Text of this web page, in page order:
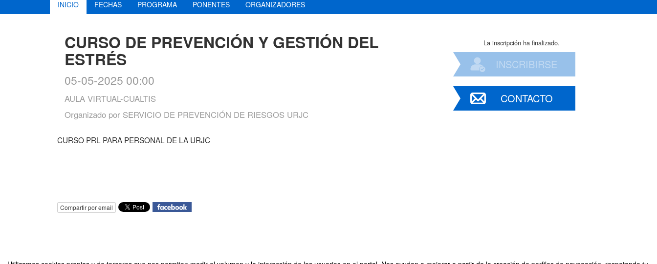
INICIO FECHAS PROGRAMA PONENTES ORGANIZADORES
CURSO DE PREVENCIÓN Y GESTIÓN DEL
ESTRÉS
05-05-2025 00:00
AULA VIRTUAL-CUALTIS
Organizado por SERVICIO DE PREVENCIÓN DE RIESGOS URJC
La inscripción ha finalizado.
INSCRIBIRSE
CONTACTO
CURSO PRL PARA PERSONAL DE LA URJC
Compartir por email